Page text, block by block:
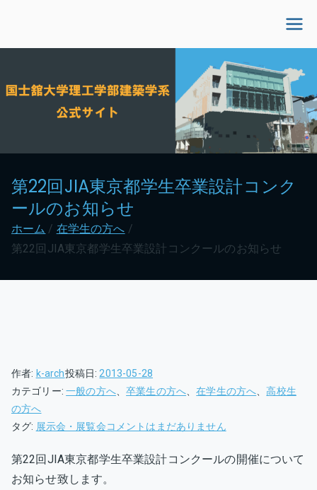
を
キ
国士舘大学理工学部建
築学系公式サイト
第22回JIA東京都学生卒業設計コンク
ールのお知らせ
ホーム
在学生の方へ
第22回JIA東京都学生卒業設計コンクールのお知らせ
作者: k-arch投稿日:2013-05-28
カテゴリー:一般の方へ、卒業生の方へ、在学生の方へ、高校生
の方へ
タグ: 展示会・展覧会第
回
JIA
コメントはまだありません
第22回JIA東京都学生卒業設計コンクールの開催について
お知らせ致します。